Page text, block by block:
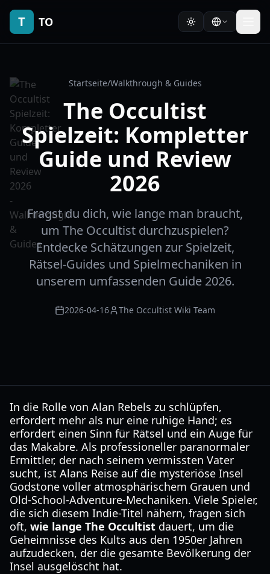
T TO
Startseite/Walkthrough & Guides
The Occultist
Spielzeit: Kompletter
Guide und Review
2026
Fragst du dich, wie lange man braucht,
um The Occultist durchzuspielen?
Entdecke Schätzungen zur Spielzeit,
Rätsel-Guides und Spielmechaniken in
unserem umfassenden Guide 2026.
2026-04-16 The Occultist Wiki Team
In die Rolle von Alan Rebels zu schlüpfen,
erfordert mehr als nur eine ruhige Hand; es
erfordert einen Sinn für Rätsel und ein Auge für
das Makabre. Als professioneller paranormaler
Ermittler, der nach seinem vermissten Vater
sucht, ist Alans Reise auf die mysteriöse Insel
Godstone voller atmosphärischem Grauen und
Old-School-Adventure-Mechaniken. Viele Spieler,
die sich diesem Indie-Titel nähern, fragen sich
oft, wie lange The Occultist dauert, um die
Geheimnisse des Kults aus den 1950er Jahren
aufzudecken, der die gesamte Bevölkerung der
Insel ausgelöscht hat.